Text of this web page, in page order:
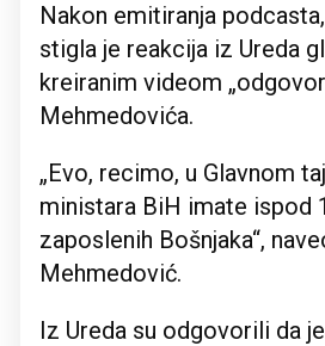
Nakon emitiranja
stigla je reakcija iz Ureda
kreiranim videom
Mehmedovića.
„Evo, recimo, u Glavnom
ministara BiH imate ispod
zaposlenih Bošnjaka“,
Mehmedović.
Iz Ureda su odgovorili da